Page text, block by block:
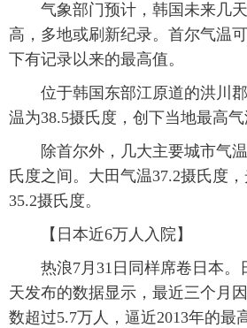
气象部门预计，韩国未来几天
高，多地或刷新纪录。首尔气温
下有记录以来的最高值。
位于韩国东部江原道的洪川郡
温为38.5摄氏度，创下当地最高气
除首尔外，几大主要城市气温
氏度之间。大田气温37.2摄氏度
35.2摄氏度。
【日本近6万人入院】
热浪7月31日同样席卷日本。
天发布的数据显示，最近三个月
数超过5.7万人，逼近2013年的最